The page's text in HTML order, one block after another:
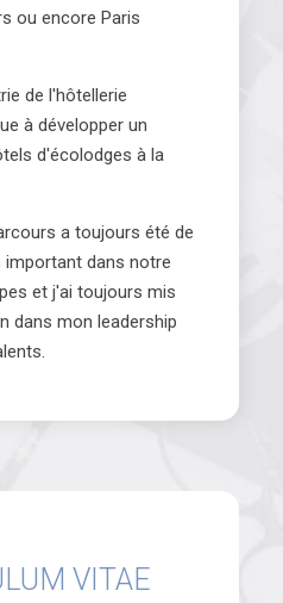
ou encore Paris
de l'hôtellerie
à développer un
d'écolodges à la
a toujours été de
important dans notre
et j'ai toujours mis
dans mon leadership
VITAE